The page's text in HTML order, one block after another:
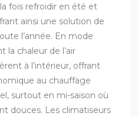
fois refroidir en été et
ainsi une solution de
l’année. En mode
la chaleur de l’air
à l’intérieur, offrant
au chauffage
surtout en mi-saison où
douces. Les climatiseurs